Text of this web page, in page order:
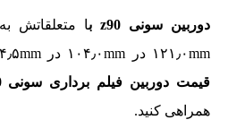
دوربین سونی z90 ب
۱۲۱٫۰mm در ۱۰۴٫۰mm در ۲۷۴٫۵mm می رسد.برای خرید و
قیمت دوربین فیلم برداری سونی pxw-z90
همراهی کنید.